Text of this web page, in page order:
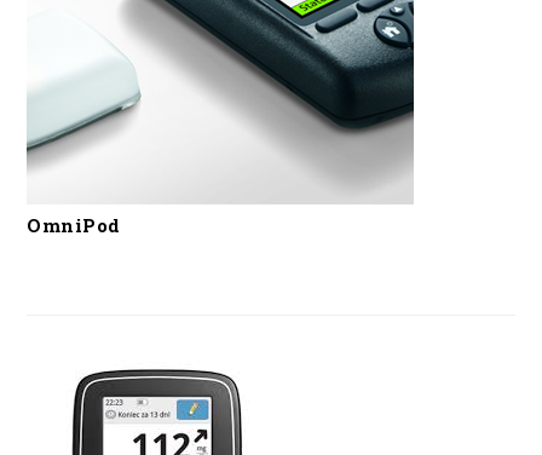
OmniPod